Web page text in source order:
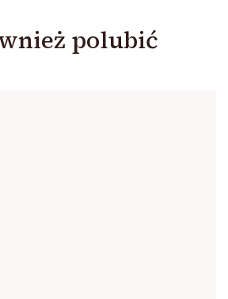
polubić